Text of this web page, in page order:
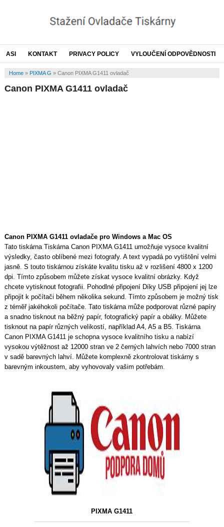
ASI KONTAKT PRIVACY POLICY VYLOUČENÍ ODPOVĚDNOSTI
Home» PIXMA G » Canon PIXMA G1411 ovladač
Canon PIXMA G1411 ovladač
Canon PIXMA G1411 ovladače pro Windows a Mac OS
Tato tiskárna Tiskárna Canon PIXMA G1411 umožňuje vysoce kvalitní
výsledky, často oblíbené mezi fotografy. A text vypadá po vytištění velmi
jasně. S touto tiskárnou získáte kvalitu tisku až v rozlišení 4800 x 1200
dpi. Tímto způsobem můžete získat vysoce kvalitní obrázky. Když
chcete vytisknout fotografii. Pohodlné připojení Díky USB připojení jej lze
připojit k počítači během několika sekund. Tímto způsobem je možný tisk
z téměř jakéhokoli počítače. Tato tiskárna může podporovat různé papíry
a snadno tisknout na běžný papír, fotografický papír a obálky. Můžete
tisknout na papír různých velikostí, například A4, A5 a B5. Tiskárna
Canon PIXMA G1411 je schopna vysoce kvalitního tisku a nabízí
vysokou výtěžnost až 12000 stran ve 2 černých lahvích nebo 7000 stran
v sadě barevných lahví. Můžete komplexně zkontrolovat tiskárny s
barevným inkoustem, aby vyhovovaly vašim potřebám.
PIXMA G1411